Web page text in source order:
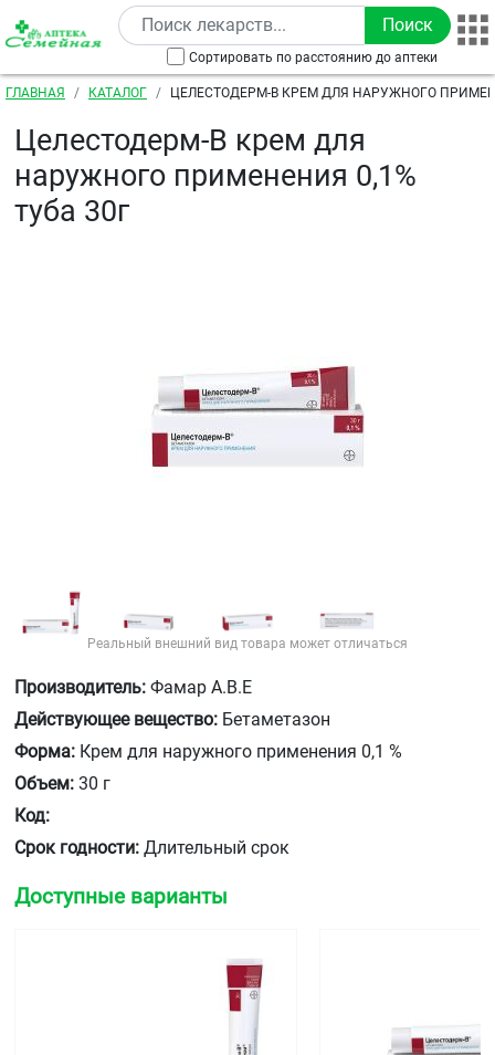
Перейти к основному содержанию
Сортировать по расстоянию до аптеки
Строка навигации
ГЛАВНАЯ КАТАЛОГ ЦЕЛЕСТОДЕРМ-В КРЕМ ДЛЯ НАРУЖНОГО
Целестодерм-В крем для
наружного применения 0,1%
туба 30г
Реальный внешний вид товара может отличаться
Производитель: Фамар А.В.Е
Действующее вещество: Бетаметазон
Форма: Крем для наружного применения 0,1 %
Объем: 30 г
Код:
Срок годности: Длительный срок
Доступные варианты